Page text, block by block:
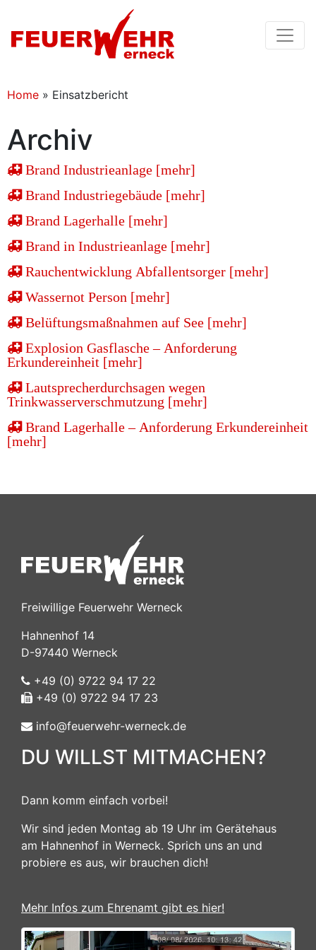
Home » Einsatzbericht
Archiv
Brand Industrieanlage [mehr]
Brand Industriegebäude [mehr]
Brand Lagerhalle [mehr]
Brand in Industrieanlage [mehr]
Rauchentwicklung Abfallentsorger [mehr]
Wassernot Person [mehr]
Belüftungsmaßnahmen auf See [mehr]
Explosion Gasflasche – Anforderung
Erkundereinheit [mehr]
Lautsprecherdurchsagen wegen
Trinkwasserverschmutzung [mehr]
Brand Lagerhalle – Anforderung Erkundereinheit
[mehr]
Freiwillige Feuerwehr Werneck
Hahnenhof 14
D-97440 Werneck
+49 (0) 9722 94 17 22
+49 (0) 9722 94 17 23
info@feuerwehr-werneck.de
DU WILLST MITMACHEN?
Dann komm einfach vorbei!
Wir sind jeden Montag ab 19 Uhr im Gerätehaus
am Hahnenhof in Werneck. Sprich uns an und
probiere es aus, wir brauchen dich!
Mehr Infos zum Ehrenamt gibt es hier!